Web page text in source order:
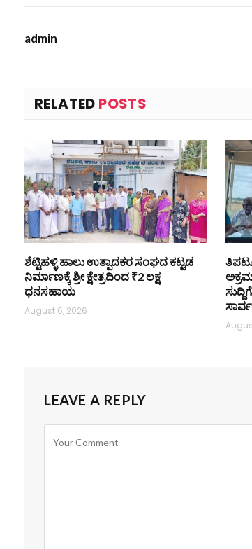
admin
RELATED POSTS
ಶೆಟ್ಟಿಹಳ್ಳಿ ಹಾಲು ಉತ್ಪಾದಕರ ಸಂಘದ ಕಟ್ಟಡ
ನಿರ್ಮಾಣಕ್ಕೆ ಶ್ರೀ ಕ್ಷೇತ್ರದಿಂದ ₹2 ಲಕ್ಷ
ಧನಸಹಾಯ
August 6, 2026
LEAVE A REPLY